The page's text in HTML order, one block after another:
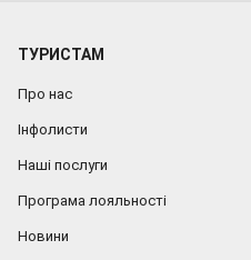
ТУРИСТАМ
Про нас
Інфолисти
Наші послуги
Програма лояльності
Новини